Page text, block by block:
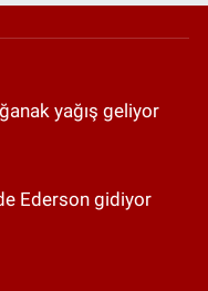
yağış geliyor
Ederson gidiyor